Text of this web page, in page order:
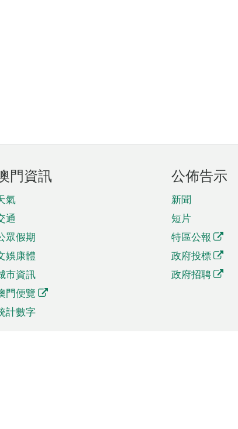
門資訊
氣
通
眾假期
娛康體
市資訊
門便覽
計數字
公佈告示
新聞
短片
特區公報
政府投標
政府招聘